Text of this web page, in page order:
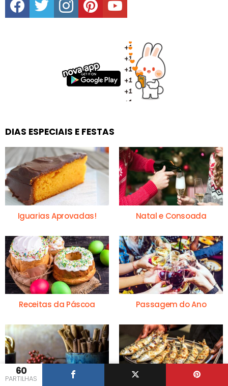
60
PARTILHAS
DIAS ESPECIAIS E FESTAS
Iguarias Aprovadas! Natal e Consoada
Receitas da Páscoa Passagem do Ano